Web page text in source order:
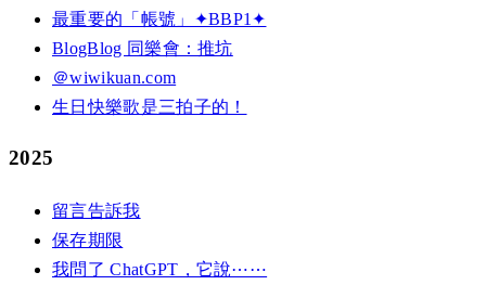
最重要的「帳號」✦BBP1✦
BlogBlog 同樂會：推坑
＠wiwikuan.com
生日快樂歌是三拍子的！
2025
留言告訴我
保存期限
我問了 ChatGPT，它說⋯⋯